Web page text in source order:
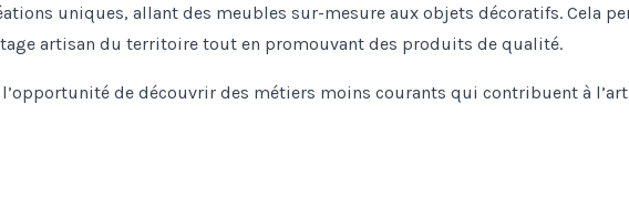
uniques, allant des meubles sur-mesure aux objets décoratifs. Cela
artisan du territoire tout en promouvant des produits de qualité.
de découvrir des métiers moins courants qui contribuent à